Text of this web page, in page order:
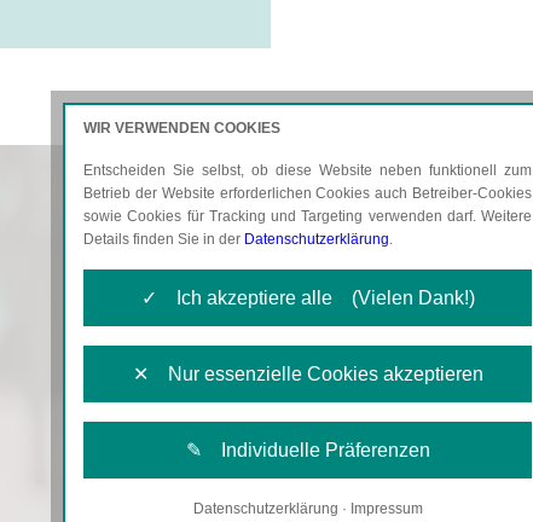
AKTUELLES KARRIERE
WIR VERWENDEN COOKIES
Entscheiden Sie selbst, ob diese Website neben funktionell zum
Betrieb der Website erforderlichen Cookies auch Betreiber-Cookies
sowie Cookies für Tracking und Targeting verwenden darf. Weitere
Details finden Sie in der Datenschutzerklärung.
✓ Ich akzeptiere alle (Vielen Dank!)
✕ Nur essenzielle Cookies akzeptieren
✎ Individuelle Präferenzen
Notwendige Cookies
Datenschutzerklärung · Impressum